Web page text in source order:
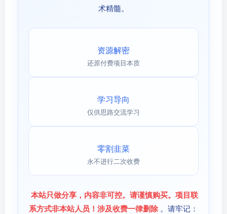
术精髓。
资源解密
还原付费项目本质
学习导向
仅供思路交流学习
零割韭菜
永不进行二次收费
本站只做分享，内容非可控。请谨慎购买。项目联
系方式非本站人员！涉及收费一律删除 。请牢记：